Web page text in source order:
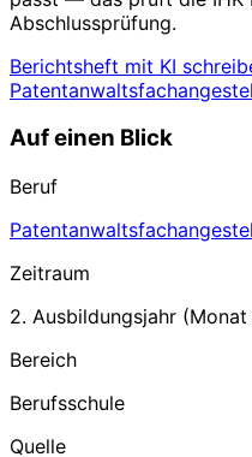
Abschlussprüfung.
Berichtsheft mit KI
Auf einen Blick
Beruf
Zeitraum
2. Ausbildungsjahr (Monat
Bereich
Berufsschule
Quelle